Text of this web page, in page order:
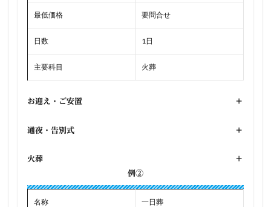
最低価格 要問合せ
日数 1日
主要科目 火葬
お迎え・ご安置 +
通夜・告別式 +
火葬
+
例②
名称 一日葬